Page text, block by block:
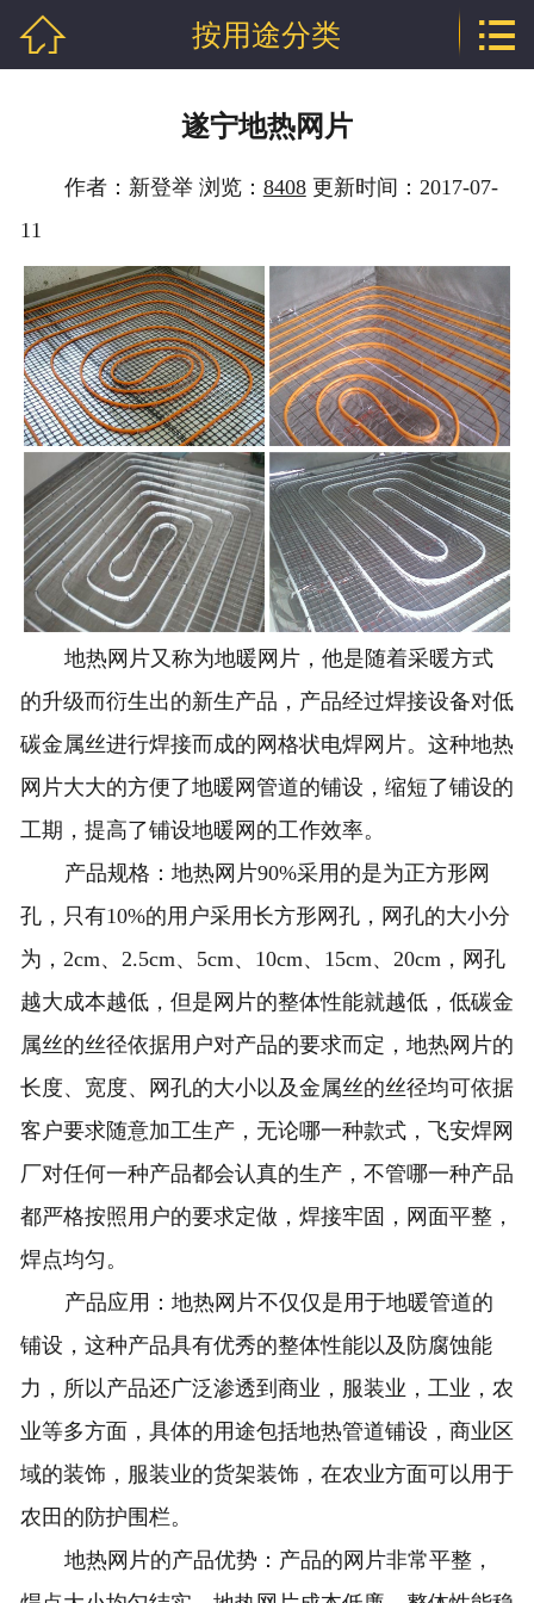
技术支持
厂房相册
工程案例
联系我们
地区分站
 按用途分类 
遂宁地热网片
作者：新登举 浏览： 8408更新时间：2017-07-
11
地热网片又称为地暖 网片，他是随着采暖方式
的升级而衍生出的新生产品，产品经过焊接设备对低
碳金属丝进行焊接而成的网格状电焊网片。这种地热
网片大大的方便了地暖网管道的铺设，缩短了铺设的
工期，提高了铺设地暖网的工作效率。
产品规格： 地热网片90%采用的是为正方形网
孔，只有10%的用户采用长方形网孔，网孔的大小分
为，2cm、2.5cm、5cm、10cm、15cm、20cm，网孔
越大成本越低，但是网片的整体性能就越低，低碳金
属丝的丝径依据用户对产品的要求而定，地热网片的
长度、宽度、网孔的大小以及金属丝的丝径均可依据
客户要求随意加工生产，无论哪一种款式，飞安焊网
厂对任何一种产品都会认真的生产，不管哪一种产品
都严格按照用户的要求定做，焊接牢固，网面平整，
焊点均匀。
产品应用：地热网片不仅仅是用于地暖管道的
铺设，这种产品具有优秀的整体性能以及防腐蚀能
力，所以产品还广泛渗透到商业，服装业，工业，农
业等多方面，具体的用途包括地热管道铺设，商业区
域的装饰，服装业的货架装饰，在农业方面可以用于
农田的防护围栏。
地热网片的产品优势：产品的网片非常平整，